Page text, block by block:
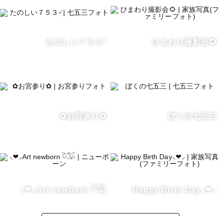
伝いをさせていただきます🫧
ひなつ
たのしい７５３ᵕ̈ ひまわり撮影会🌻
✿お宮参り✿ ぼくの七五三
⸜❤︎⸝Art newborn 𓎤𓅮 Happy Birth Day⸜❤︎⸝